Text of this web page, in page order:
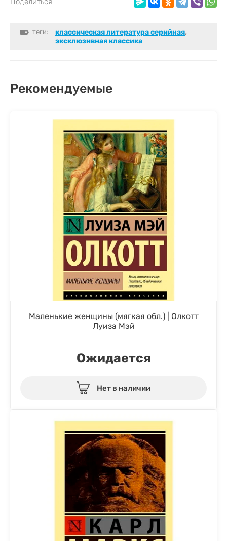
теги: классическая литература серийная,
эксклюзивная классика
Рекомендуемые
Маленькие женщины (мягкая обл.) | Олкотт
Луиза Мэй
Ожидается
Нет в наличии